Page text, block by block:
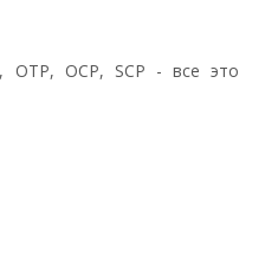
OTP, OCP, SCP - все это